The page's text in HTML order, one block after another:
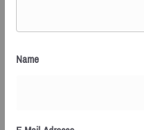
Name